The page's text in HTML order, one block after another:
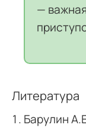
—
Литература
Барулин